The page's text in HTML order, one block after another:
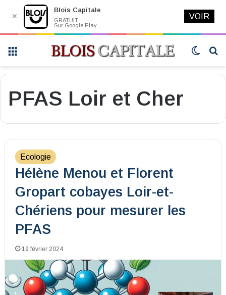
Switch
PFAS Loir et Cher
Ecologie
Hélène Menou et Florent
Gropart cobayes Loir-et-
Chériens pour mesurer les
PFAS
19 février 2024
✕
Blois Capitale
GRATUIT
Sur Google Play
VOIR